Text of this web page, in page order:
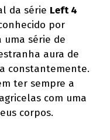
da série Left 4
por
uma série de
aura de
constantemente.
ter sempre a
com uma
corpos.